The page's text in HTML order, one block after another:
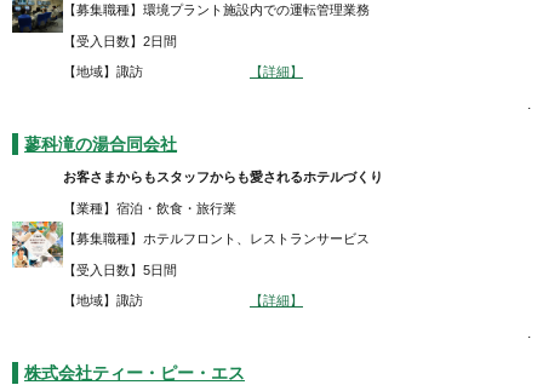
【募集職種】環境プラント施設内での運転管理業務
【受入日数】2日間
【地域】諏訪 【詳細】
.
蓼科滝の湯合同会社
お客さまからもスタッフからも愛されるホテルづくり
【業種】宿泊・飲食・旅行業
【募集職種】ホテルフロント、レストランサービス
【受入日数】5日間
【地域】諏訪 【詳細】
.
株式会社ティー・ピー・エス